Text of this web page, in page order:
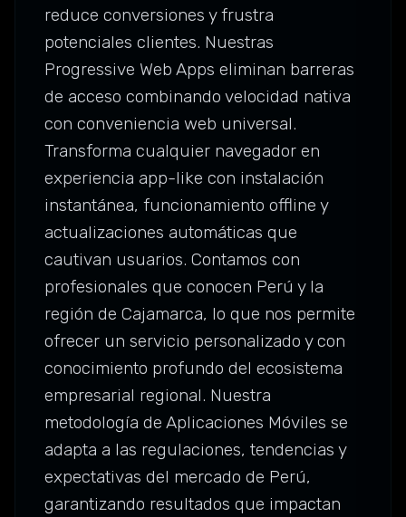
reduce conversiones y frustra
potenciales clientes. Nuestras
Progressive Web Apps eliminan barreras
de acceso combinando velocidad nativa
con conveniencia web universal.
Transforma cualquier navegador en
experiencia app-like con instalación
instantánea, funcionamiento offline y
actualizaciones automáticas que
cautivan usuarios. Contamos con
profesionales que conocen Perú y la
región de Cajamarca, lo que nos permite
ofrecer un servicio personalizado y con
conocimiento profundo del ecosistema
empresarial regional. Nuestra
metodología de Aplicaciones Móviles se
adapta a las regulaciones, tendencias y
expectativas del mercado de Perú,
garantizando resultados que impactan